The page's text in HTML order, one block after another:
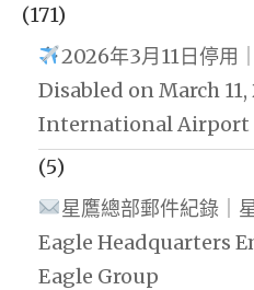
(171)
2026年3月11日停用
Disabled on March
International Airport
(5)
星鷹總部郵件紀錄｜
Eagle Headquarters
Eagle Group